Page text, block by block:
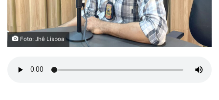
Foto: Jhê Lisboa